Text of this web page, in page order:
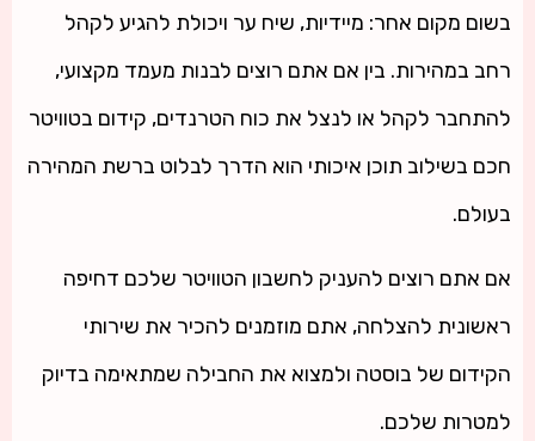
בשום מקום אחר: מיידיות, שיח ער ויכולת להגיע לקהל
רחב במהירות. בין אם אתם רוצים לבנות מעמד מקצועי,
להתחבר לקהל או לנצל את כוח הטרנדים, קידום בטוויטר
חכם בשילוב תוכן איכותי הוא הדרך לבלוט ברשת המהירה
בעולם.
אם אתם רוצים להעניק לחשבון הטוויטר שלכם דחיפה
ראשונית להצלחה, אתם מוזמנים להכיר את שירותי
הקידום של בוסטה ולמצוא את החבילה שמתאימה בדיוק
למטרות שלכם.